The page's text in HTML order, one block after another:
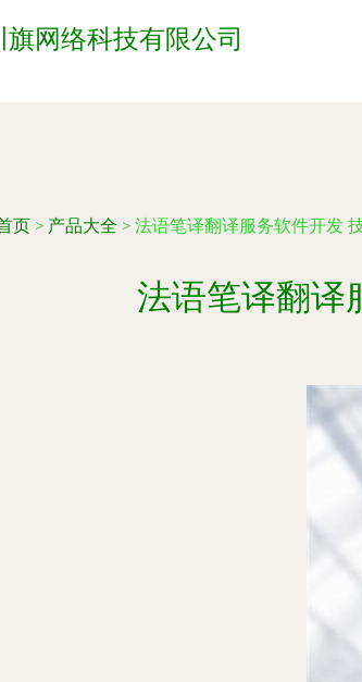
网络科技有限公司
页 > 产品大全 > 法语笔译翻译服务软件开发
法语笔译翻译